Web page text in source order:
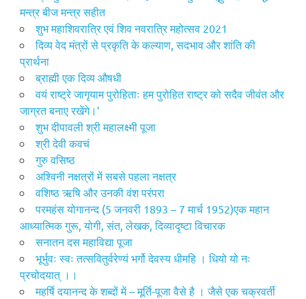
मन्त्र बीज मन्त्र सहीत
शुभ महाशिवरात्रि एवं शिव नवरात्रि महोत्सव 2021
दिव्य वेद मंत्रों से प्रकृति के कल्याण, सदभाव और शांति की
प्रार्थना
ब्राह्मी एक दिव्य औषधी
वयं राष्ट्रे जागृयाम पुरोहिताः हम पुरोहित राष्ट्र को सदैव जीवंत और
जाग्रत बनाए रखेंगे।’
शुभ दीपावली श्री महालक्ष्मी पूजा
श्री देवी कवचं
गुरु वसिष्ठ
अश्विनी नक्षत्रों में सबसे पहला नक्षत्र
वशिष्ठ ऋषि और उनकी वंश परंपरा
परमहंस योगानन्द (5 जनवरी 1893 – 7 मार्च 1952)एक महान
आध्यात्मिक गुरू, योगी, संत, लेखक, दिव्यादृष्टा विचारक
सनातन दस महाविद्या पूजा
भूर्भुवः स्वः तत्सवितुर्वरेण्यं भर्गो देवस्य धीमहि । धियो यो नः
प्रचोदयात् ।।
महर्षि दयानन्द के शब्दों में – मूर्ति-पूजा वैसे है । जैसे एक चक्रवर्ती